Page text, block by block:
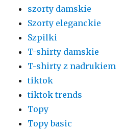
szorty damskie
Szorty eleganckie
Szpilki
T-shirty damskie
T-shirty z nadrukiem
tiktok
tiktok trends
Topy
Topy basic